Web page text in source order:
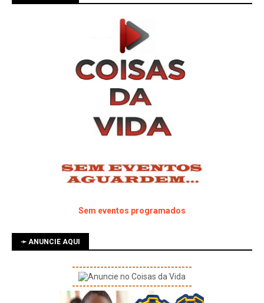
Sem eventos programados
➛ ANUNCIE AQUI
----------------------------------
----------------------------------